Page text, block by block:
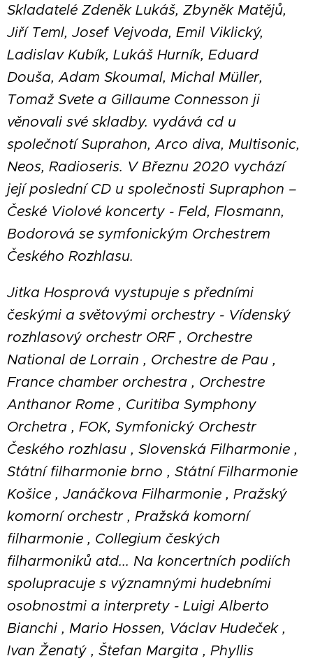
Skladatelé Zdeněk Lukáš, Zbyněk Matějů,
Jiří Teml, Josef Vejvoda, Emil Viklický,
Ladislav Kubík, Lukáš Hurník, Eduard
Douša, Adam Skoumal, Michal Müller,
Tomaž Svete a Gillaume Connesson ji
věnovali své skladby. vydává cd u
společnotí Suprahon, Arco diva, Multisonic,
Neos, Radioseris. V Březnu 2020 vychází
její poslední CD u společnosti Supraphon –
České Violové koncerty - Feld, Flosmann,
Bodorová se symfonickým Orchestrem
Českého Rozhlasu.
Jitka Hosprová vystupuje s předními
českými a světovými orchestry - Vídenský
rozhlasový orchestr ORF , Orchestre
National de Lorrain , Orchestre de Pau ,
France chamber orchestra , Orchestre
Anthanor Rome , Curitiba Symphony
Orchetra , FOK, Symfonický Orchestr
Českého rozhlasu , Slovenská Filharmonie ,
Státní filharmonie brno , Státní Filharmonie
Košice , Janáčkova Filharmonie , Pražský
komorní orchestr , Pražská komorní
filharmonie , Collegium českých
filharmoniků atd... Na koncertních podiích
spolupracuje s významnými hudebními
osobnostmi a interprety - Luigi Alberto
Bianchi , Mario Hossen, Václav Hudeček ,
Ivan Ženatý , Štefan Margita , Phyllis